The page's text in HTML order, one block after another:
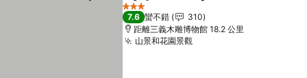
3 星級
7.6 蠻不錯
310
距離三義木雕博物館 18.2 公里
山景和花園景觀查看價格